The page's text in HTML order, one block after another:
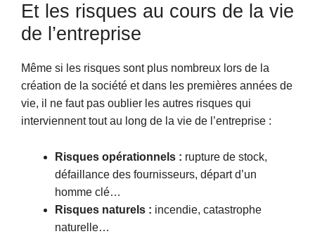
Et les risques au cours de la vie
de l’entreprise
Même si les risques sont plus nombreux lors de la
création de la société et dans les premières années de
vie, il ne faut pas oublier les autres risques qui
interviennent tout au long de la vie de l’entreprise :
Risques opérationnels : rupture de stock,
défaillance des fournisseurs, départ d’un
homme clé…
Risques naturels : incendie, catastrophe
naturelle…